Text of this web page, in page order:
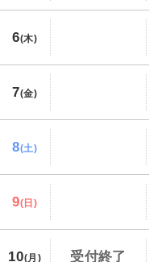
6(木)
7(金)
8(土)
9(日)
10(月) 受付終了